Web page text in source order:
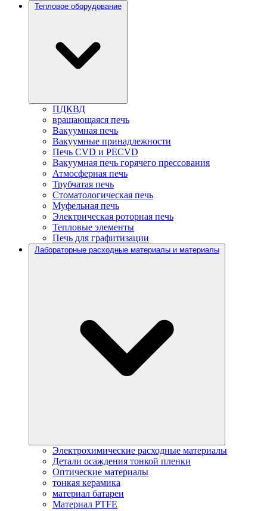
Тепловое оборудование
ПДКВД
вращающаяся печь
Вакуумная печь
Вакуумные принадлежности
Печь CVD и PECVD
Вакуумная печь горячего прессования
Атмосферная печь
Трубчатая печь
Стоматологическая печь
Муфельная печь
Электрическая роторная печь
Тепловые элементы
Печь для графитизации
Лабораторные расходные материалы и материалы
Электрохимические расходные материалы
Детали осаждения тонкой пленки
Оптические материалы
тонкая керамика
материал батареи
Материал PTFE